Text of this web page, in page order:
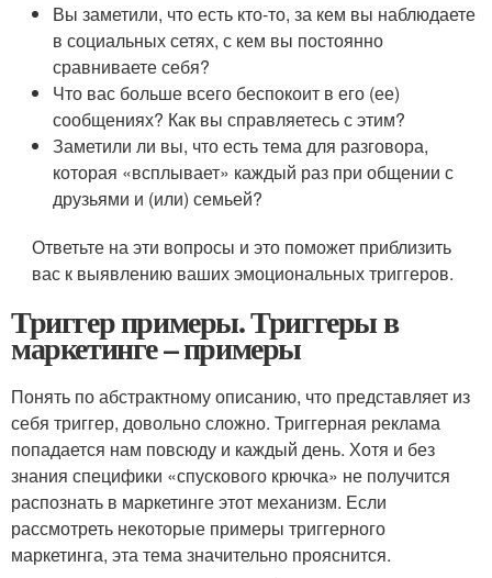
Вы заметили, что есть кто-то, за кем вы наблюдаете
в социальных сетях, с кем вы постоянно
сравниваете себя?
Что вас больше всего беспокоит в его (ее)
сообщениях? Как вы справляетесь с этим?
Заметили ли вы, что есть тема для разговора,
которая «всплывает» каждый раз при общении с
друзьями и (или) семьей?
Ответьте на эти вопросы и это поможет приблизить
вас к выявлению ваших эмоциональных триггеров.
Триггер примеры. Триггеры в
маркетинге – примеры
Понять по абстрактному описанию, что представляет из
себя триггер, довольно сложно. Триггерная реклама
попадается нам повсюду и каждый день. Хотя и без
знания специфики «спускового крючка» не получится
распознать в маркетинге этот механизм. Если
рассмотреть некоторые примеры триггерного
маркетинга, эта тема значительно прояснится.